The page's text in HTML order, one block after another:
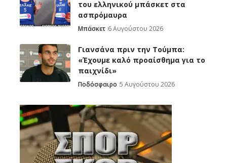
του ελληνικού μπάσκετ στα
ασπρόμαυρα
Μπάσκετ 6 Αυγούστου 2026
Γιανσάνα πριν την Τούμπα:
«Έχουμε καλό προαίσθημα για το
παιχνίδι»
Ποδόσφαιρο 5 Αυγούστου 2026